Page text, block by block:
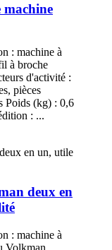
: machine à
à broche
d'activité :
pièces
Poids (kg) : 0,6
: ...
deux en
: machine à